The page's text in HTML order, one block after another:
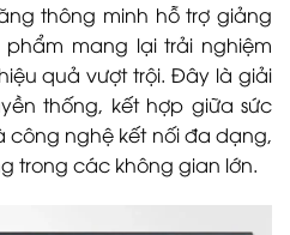
thông minh hỗ trợ giảng
mang lại trải nghiệm
quả vượt trội. Đây là giải
thống, kết hợp giữa sức
công nghệ kết nối đa dạng,
trong các không gian lớn.